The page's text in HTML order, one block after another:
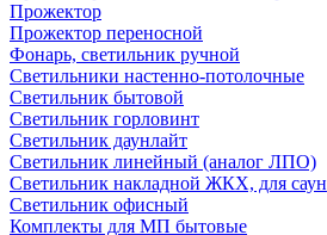
Прожектор
Прожектор переносной
Фонарь, светильник ручной
Светильники настенно-потолочные
Светильник бытовой
Светильник горловинт
Светильник даунлайт
Светильник линейный (аналог ЛПО)
Светильник накладной ЖКХ, для саун
Светильник офисный
Комплекты для МП бытовые